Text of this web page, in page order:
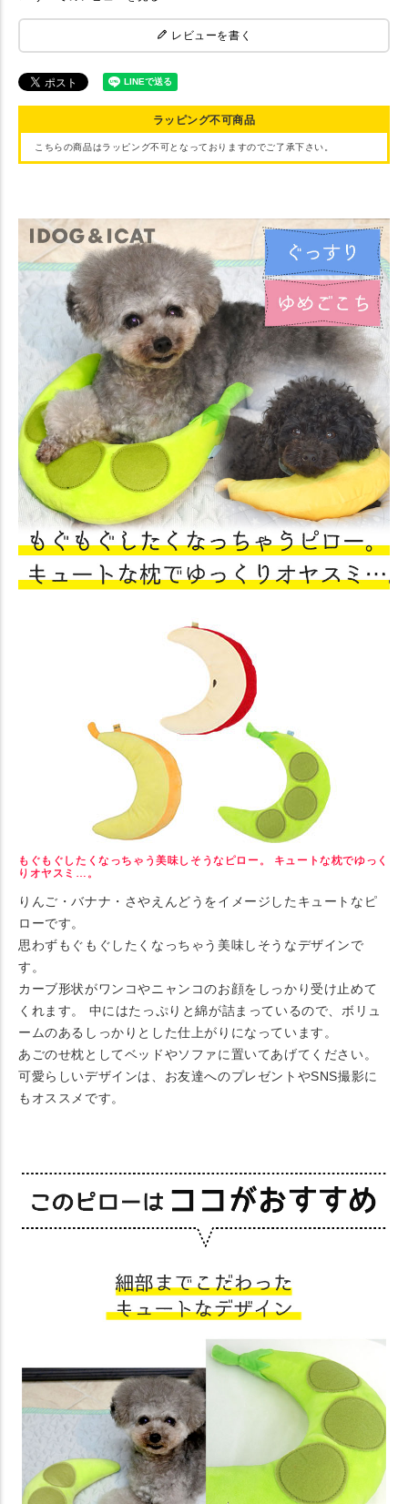
レビューを書く
ラッピング不可商品
こちらの商品はラッピング不可となっておりますのでご了承下さい。
もぐもぐしたくなっちゃう美味しそうなピロー。 キュートな枕でゆっく
りオヤスミ…。
りんご・バナナ・さやえんどうをイメージしたキュートなピ
ローです。
思わずもぐもぐしたくなっちゃう美味しそうなデザインで
す。
カーブ形状がワンコやニャンコのお顔をしっかり受け止めて
くれます。 中にはたっぷりと綿が詰まっているので、ボリュ
ームのあるしっかりとした仕上がりになっています。
あごのせ枕としてベッドやソファに置いてあげてください。
可愛らしいデザインは、お友達へのプレゼントやSNS撮影に
もオススメです。